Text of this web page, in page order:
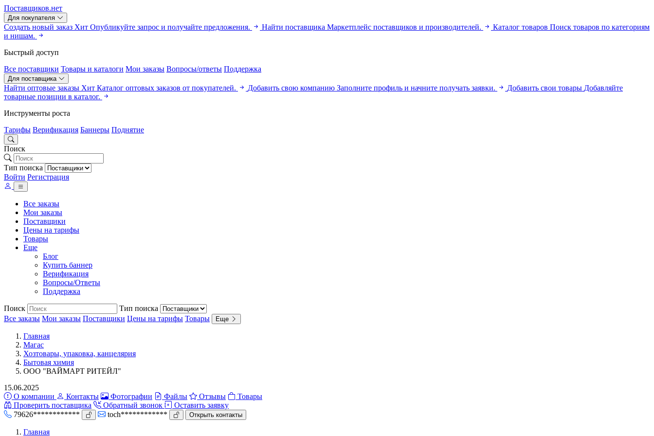
Поставщиков.нет
Для покупателя
Создать новый заказ Хит Опубликуйте запрос и получайте предложения. Найти поставщика Маркетплейс поставщиков и производителей. Каталог товаров Поиск товаров по категориям
и нишам.
Быстрый доступ
Все поставщики Товары и каталоги Мои заказы Вопросы/ответы Поддержка
Для поставщика
Найти оптовые заказы Хит Каталог оптовых заказов от покупателей. Добавить свою компанию Заполните профиль и начните получать заявки. Добавить свои товары Добавляйте
товарные позиции в каталог.
Инструменты роста
Тарифы Верификация Баннеры Поднятие
Поиск
Тип поиска
Войти Регистрация
Все заказы
Мои заказы
Поставщики
Цены на тарифы
Товары
Еще
Блог
Купить баннер
Верификация
Вопросы/Ответы
Поддержка
Поиск
Тип поиска
Все заказы Мои заказы Поставщики Цены на тарифы Товары Еще
Главная
Магас
Хозтовары, упаковка, канцелярия
Бытовая химия
ООО "ВАЙМАРТ РИТЕЙЛ"
15.06.2025
О компании
Контакты Фотографии Файлы Отзывы
Товары
Проверить поставщика
Обратный звонок
Оставить заявку
79626************
toch************ Открыть контакты
Главная